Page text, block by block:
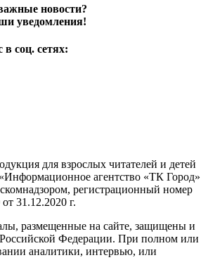
новости?
уведомления!
соц. сетях:
для взрослых читателей и детей
агентство «ТК Город»
регистрационный номер
31.12.2020 г.
размещенные на сайте, защищены и
Федерации. При полном или
аналитики, интервью, или